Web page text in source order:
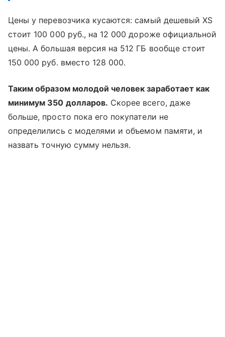
Цены у перевозчика кусаются: самый дешевый XS
стоит 100 000 руб., на 12 000 дороже официальной
цены. А большая версия на 512 ГБ вообще стоит
150 000 руб. вместо 128 000.
Таким образом молодой человек заработает как
минимум 350 долларов. Скорее всего, даже
больше, просто пока его покупатели не
определились с моделями и объемом памяти, и
назвать точную сумму нельзя.